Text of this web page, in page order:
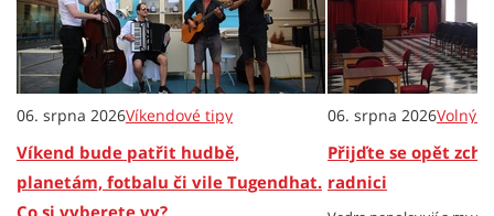
06. srpna 2026Víkendové tipy
Víkend bude patřit hudbě,
planetám, fotbalu či vile Tugendhat.
Co si vyberete vy?
06. srpna 2026Volný
Přijďte se opět
radnici